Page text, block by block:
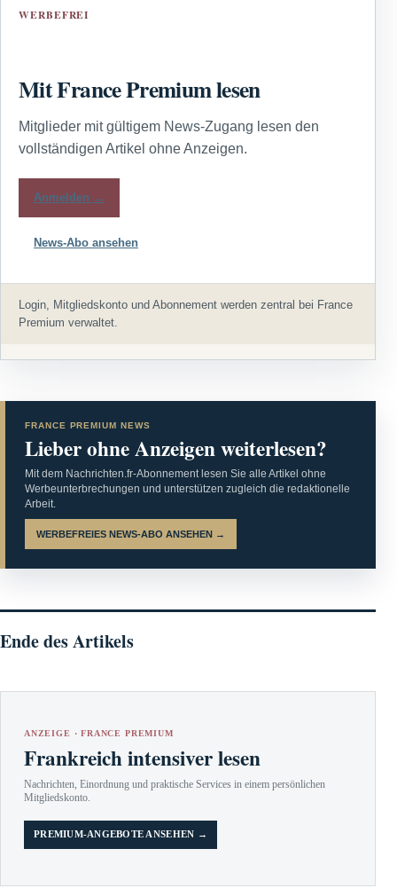
WERBEFREI
Mit France Premium lesen
Mitglieder mit gültigem News-Zugang lesen den
vollständigen Artikel ohne Anzeigen.
Anmelden →
News-Abo ansehen
Login, Mitgliedskonto und Abonnement werden zentral bei France
Premium verwaltet.
FRANCE PREMIUM NEWS
Lieber ohne Anzeigen weiterlesen?
Mit dem Nachrichten.fr-Abonnement lesen Sie alle Artikel ohne
Werbeunterbrechungen und unterstützen zugleich die redaktionelle
Arbeit.
WERBEFREIES NEWS-ABO ANSEHEN →
Ende des Artikels
ANZEIGE · FRANCE PREMIUM
Frankreich intensiver lesen
Nachrichten, Einordnung und praktische Services in einem persönlichen
Mitgliedskonto.
PREMIUM-ANGEBOTE ANSEHEN →